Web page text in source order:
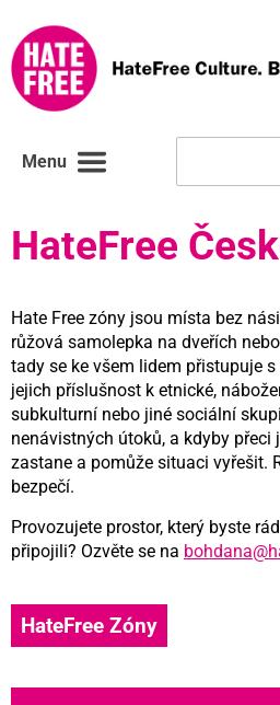
Menu
HateFree
Hate Free zóny jsou místa bez
růžová samolepka na dveřích
tady se ke všem lidem přistupuje
jejich příslušnost k etnické,
subkulturní nebo jiné sociální
nenávistných útoků, a kdyby přeci
zastane a pomůže situaci vyřešit.
bezpečí.
Provozujete prostor, který byste
připojili? Ozvěte se na
HateFree Zóny